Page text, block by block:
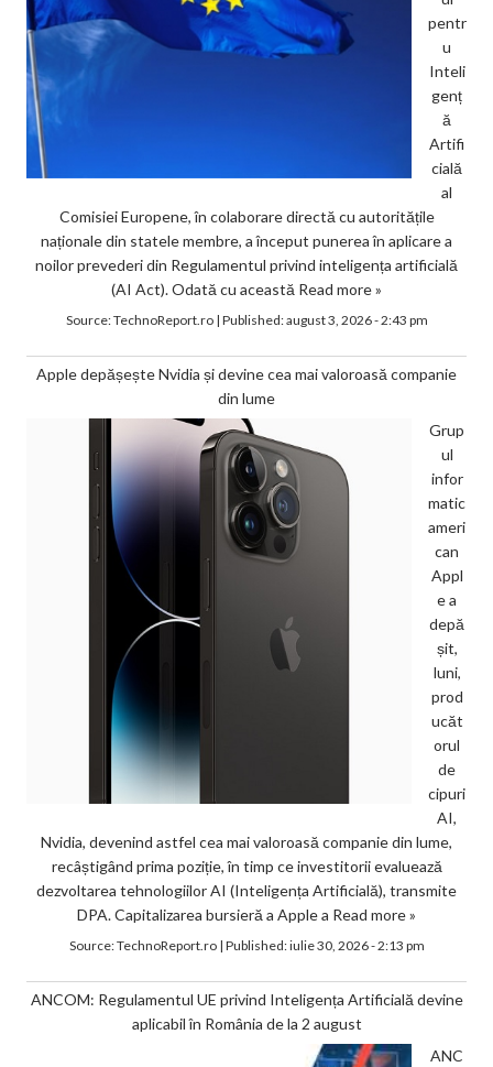
pentr
u
Inteli
genț
ă
Artifi
cială
al
Comisiei Europene, în colaborare directă cu autoritățile
naționale din statele membre, a început punerea în aplicare a
noilor prevederi din Regulamentul privind inteligența artificială
(AI Act). Odată cu această Read more »
Source:TechnoReport.ro| Published:august 3, 2026 - 2:43 pm
Apple depășește Nvidia și devine cea mai valoroasă companie
din lume
Grup
ul
infor
matic
ameri
can
Appl
e a
depă
șit,
luni,
prod
ucăt
orul
de
cipuri
AI,
Nvidia, devenind astfel cea mai valoroasă companie din lume,
recâștigând prima poziție, în timp ce investitorii evaluează
dezvoltarea tehnologiilor AI (Inteligența Artificială), transmite
DPA. Capitalizarea bursieră a Apple a Read more »
Source:TechnoReport.ro| Published:iulie 30, 2026 - 2:13 pm
ANCOM: Regulamentul UE privind Inteligența Artificială devine
aplicabil în România de la 2 august
ANC